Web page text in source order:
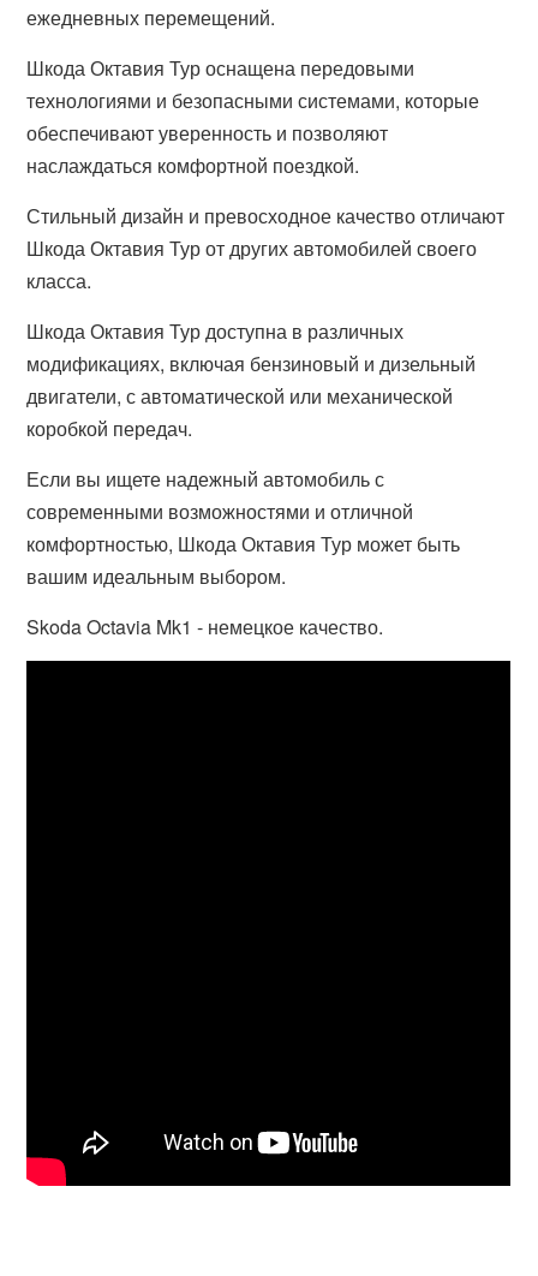
ежедневных перемещений.
Шкода Октавия Тур оснащена передовыми
технологиями и безопасными системами, которые
обеспечивают уверенность и позволяют
наслаждаться комфортной поездкой.
Стильный дизайн и превосходное качество отличают
Шкода Октавия Тур от других автомобилей своего
класса.
Шкода Октавия Тур доступна в различных
модификациях, включая бензиновый и дизельный
двигатели, с автоматической или механической
коробкой передач.
Если вы ищете надежный автомобиль с
современными возможностями и отличной
комфортностью, Шкода Октавия Тур может быть
вашим идеальным выбором.
Skoda Octavia Mk1 - немецкое качество.